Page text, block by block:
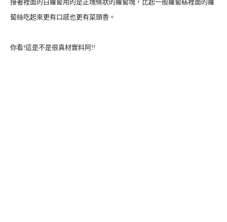
接著裡面的白蘿蔔用的是正塊條狀的蘿蔔塊，比起一般蘿蔔糕裡面的蘿
蔔絲吃起來更有口感也更有菜頭香。
你看!這是不是很真材實料阿!!